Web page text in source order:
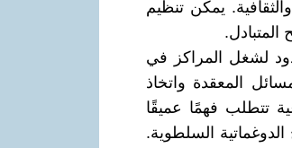
يمكن تنظيم
لشغل المراكز في
المعقدة واتخاذ
تتطلب فهمًا عميقًا
السلطوية.